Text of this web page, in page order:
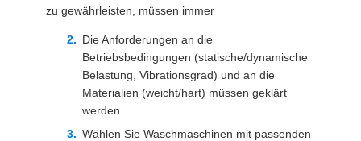
zu gewährleisten, müssen immer
Die Anforderungen an die
Betriebsbedingungen (statische/dynamische
Belastung, Vibrationsgrad) und an die
Materialien (weicht/hart) müssen geklärt
werden.
Wählen Sie Waschmaschinen mit passenden